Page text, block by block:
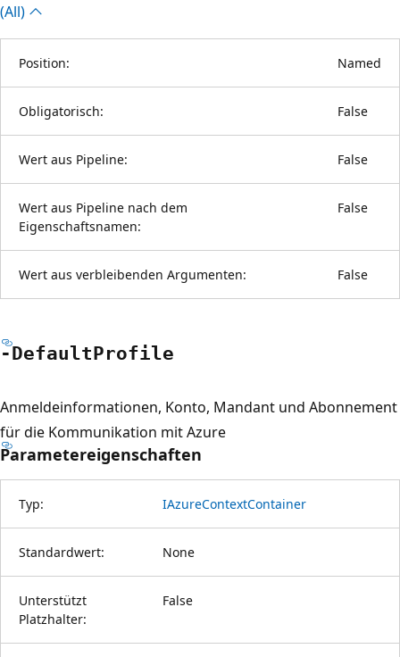
(All)
Position: Named
Obligatorisch: False
Wert aus Pipeline: False
Wert aus Pipeline nach dem
Eigenschaftsnamen:
False
Wert aus verbleibenden Argumenten: False
-DefaultProfile
Anmeldeinformationen, Konto, Mandant und Abonnement
für die Kommunikation mit Azure
Parametereigenschaften
Typ: IAzureContextContainer
Standardwert: None
Unterstützt
Platzhalter:
False